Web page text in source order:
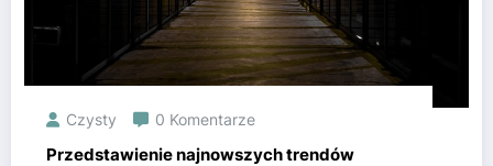
Czysty 0 Komentarze
Przedstawienie najnowszych trendów